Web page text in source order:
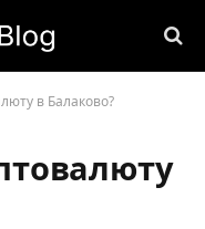
в Балаково?